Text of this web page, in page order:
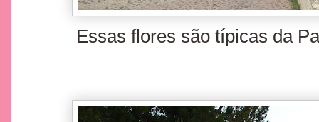
Essas flores são típicas da